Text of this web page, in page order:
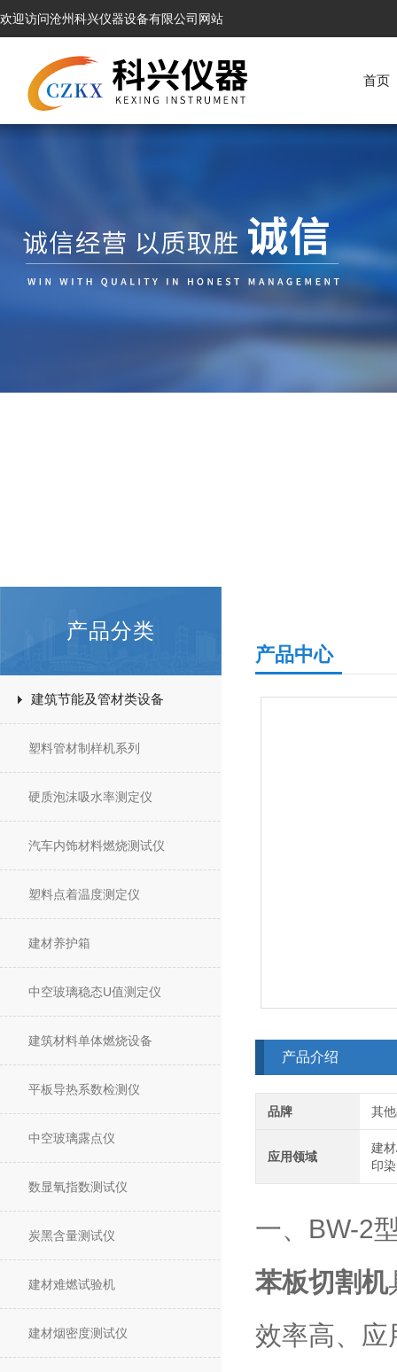
欢迎访问沧州科兴仪器设备有限公司网站
首页
产品分类
建筑节能及管材类设备
塑料管材制样机系列
硬质泡沫吸水率测定仪
汽车内饰材料燃烧测试仪
塑料点着温度测定仪
建材养护箱
中空玻璃稳态U值测定仪
建筑材料单体燃烧设备
平板导热系数检测仪
中空玻璃露点仪
数显氧指数测试仪
炭黑含量测试仪
建材难燃试验机
建材烟密度测试仪
产品中心
产品介绍
品牌 其
应用领域
建
印
一、BW-2
苯板切割机
效率高、应